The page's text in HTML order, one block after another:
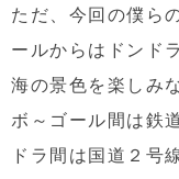
ただ、今回の僕ら
ールからはドンド
海の景色を楽しみ
ボ～ゴール間は鉄
ドラ間は国道２号